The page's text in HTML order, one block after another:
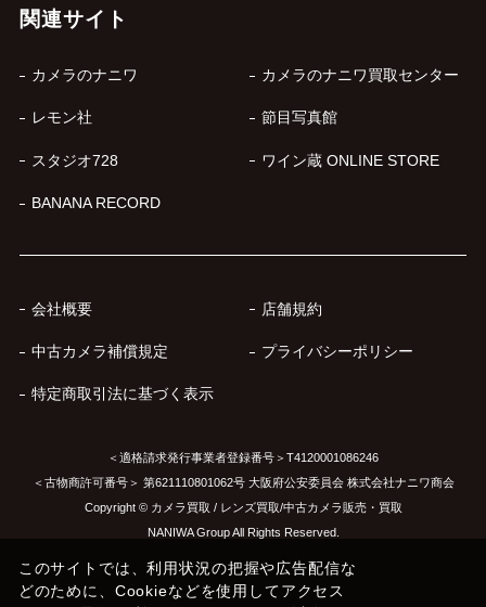
関連サイト
カメラのナニワ カメラのナニワ買取センター
レモン社 節目写真館
スタジオ728 ワイン蔵 ONLINE STORE
BANANA RECORD
会社概要 店舗規約
中古カメラ補償規定 プライバシーポリシー
特定商取引法に基づく表示
＜適格請求発行事業者登録番号＞T4120001086246
＜古物商許可番号＞ 第621110801062号 大阪府公安委員会 株式会社ナニワ商会
Copyright © カメラ買取 / レンズ買取/中古カメラ販売・買取
NANIWA Group All Rights Reserved.
このサイトでは、利用状況の把握や広告配信な
どのために、Cookieなどを使用してアクセス